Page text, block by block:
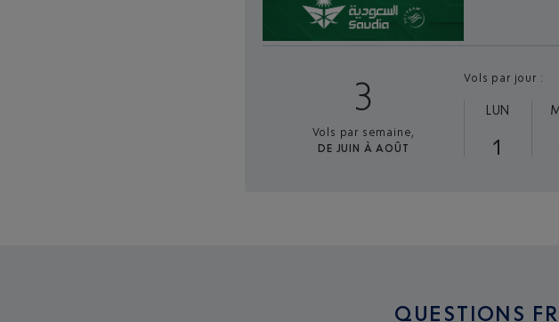
3
Vols par semaine,
DE JUIN À AOÛT
Vols par jour :
LUN
1
QUESTIONS